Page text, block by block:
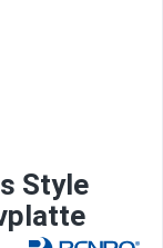
Style